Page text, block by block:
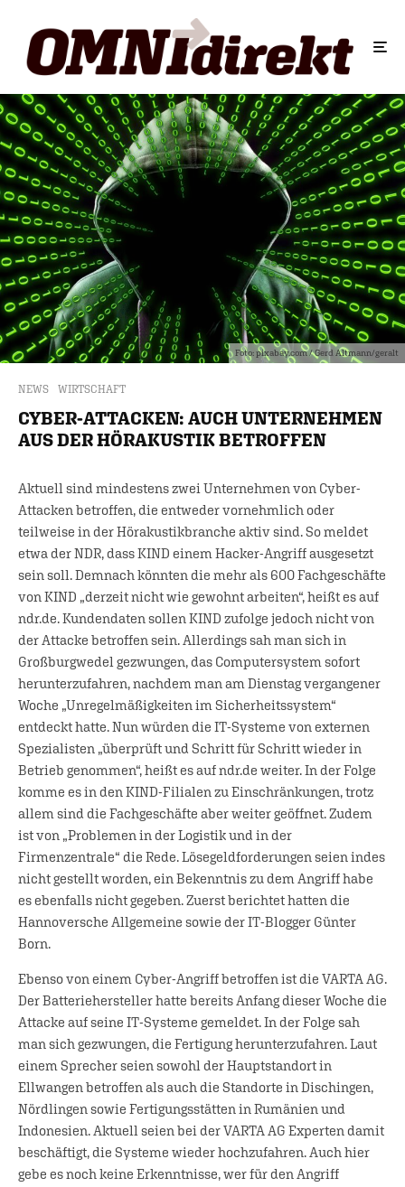
Foto: pixabay.com / Gerd Altmann/geralt
NEWS WIRTSCHAFT
CYBER-ATTACKEN: AUCH UNTERNEHMEN
AUS DER HÖRAKUSTIK BETROFFEN
Aktuell sind mindestens zwei Unternehmen von Cyber-
Attacken betroffen, die entweder vornehmlich oder
teilweise in der Hörakustikbranche aktiv sind. So meldet
etwa der NDR, dass KIND einem Hacker-Angriff ausgesetzt
sein soll. Demnach könnten die mehr als 600 Fachgeschäfte
von KIND „derzeit nicht wie gewohnt arbeiten“, heißt es auf
ndr.de. Kundendaten sollen KIND zufolge jedoch nicht von
der Attacke betroffen sein. Allerdings sah man sich in
Großburgwedel gezwungen, das Computersystem sofort
herunterzufahren, nachdem man am Dienstag vergangener
Woche „Unregelmäßigkeiten im Sicherheitssystem“
entdeckt hatte. Nun würden die IT-Systeme von externen
Spezialisten „überprüft und Schritt für Schritt wieder in
Betrieb genommen“, heißt es auf ndr.de weiter. In der Folge
komme es in den KIND-Filialen zu Einschränkungen, trotz
allem sind die Fachgeschäfte aber weiter geöffnet. Zudem
ist von „Problemen in der Logistik und in der
Firmenzentrale“ die Rede. Lösegeldforderungen seien indes
nicht gestellt worden, ein Bekenntnis zu dem Angriff habe
es ebenfalls nicht gegeben. Zuerst berichtet hatten die
Hannoversche Allgemeine sowie der IT-Blogger Günter
Born.
Ebenso von einem Cyber-Angriff betroffen ist die VARTA AG.
Der Batteriehersteller hatte bereits Anfang dieser Woche die
Attacke auf seine IT-Systeme gemeldet. In der Folge sah
man sich gezwungen, die Fertigung herunterzufahren. Laut
einem Sprecher seien sowohl der Hauptstandort in
Ellwangen betroffen als auch die Standorte in Dischingen,
Nördlingen sowie Fertigungsstätten in Rumänien und
Indonesien. Aktuell seien bei der VARTA AG Experten damit
beschäftigt, die Systeme wieder hochzufahren. Auch hier
gebe es noch keine Erkenntnisse, wer für den Angriff